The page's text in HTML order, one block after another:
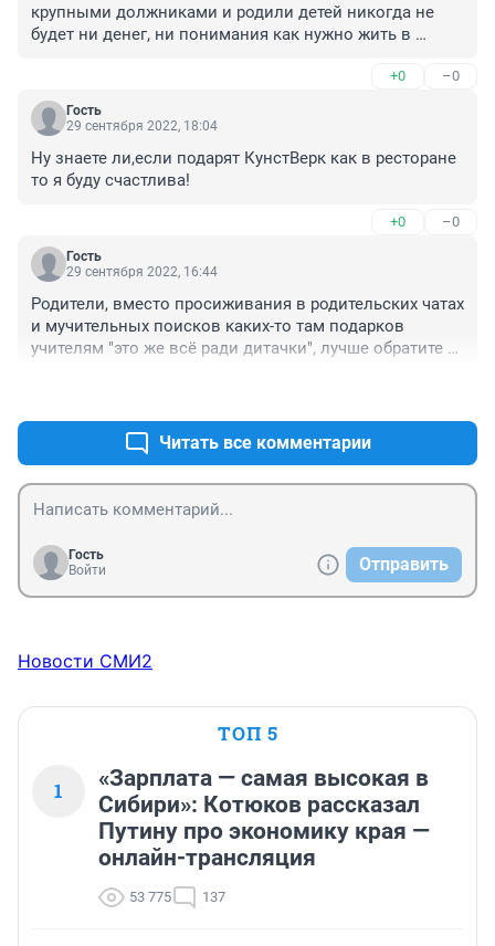
крупными должниками и родили детей никогда не
будет ни денег, ни понимания как нужно жить в
находящийся уже в не малых долгах рожает ребёнка и
возлагает свои проблемы на общину. Учителя в
данном случае просто тратят свое время и силы так
хочет стать родителем, но только не владельцем
финансовых возможностей. По итогу под конец
+0 –0
Гость
29 сентября 2022, 18:04
Ну знаете ли,если подарят КунстВерк как в ресторане
то я буду счастлива!
+0 –0
Гость
29 сентября 2022, 16:44
Родители, вместо просиживания в родительских чатах
и мучительных поисков каких-то там подарков
учителям "это же всё ради дитачки", лучше обратите
цветов и искренних слов благодарности за его
Читать все комментарии
Гость
Войти
Отправить
Новости СМИ2
ТОП 5
1
«Зарплата — самая высокая в
Сибири»: Котюков рассказал
Путину про экономику края —
онлайн-трансляция
53 775 137